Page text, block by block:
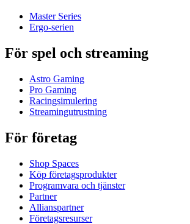
Master Series
Ergo-serien
För spel och streaming
Astro Gaming
Pro Gaming
Racingsimulering
Streamingutrustning
För företag
Shop Spaces
Köp företagsprodukter
Programvara och tjänster
Partner
Allianspartner
Företagsresurser